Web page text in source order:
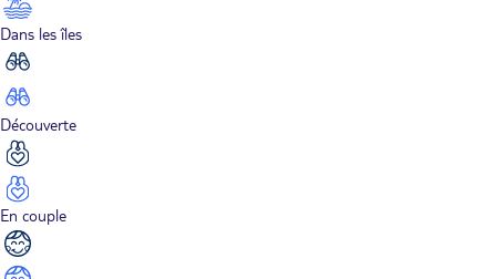
Dans les îles
Découverte
En couple